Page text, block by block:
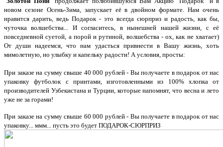
новом сезоне Осень-Зима, запускает её в двойном формате. Нам очень
нравится дарить, ведь Подарок - это всегда сюрприз и радость, как бы,
чуточка волшебства... И согласитесь, в нынешней нашей жизни, с её
повседневной суетой, а порой и рутиной, волшебства - ох, как не хватает)
От души надеемся, что нам удасться привнести в Вашу жизнь, хоть
мимолетную, но улыбку и капельку радости! А условия, просты:
При заказе на сумму свыше 40 000 рублей - Вы получаете в подарок от нас
упаковку футболок с принтами, изготовленными из 100% хлопка от
производителей Узбекистана и Турции, которые напомнят, что весна и лето
уже не за горами!
При заказе на сумму свыше 60 000 рублей - Вы получаете в подарок от нас
упаковку... ммм... пусть это будет ПОДАРОК-СЮРПРИЗ